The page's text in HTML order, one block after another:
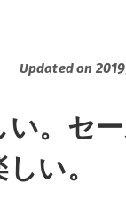
Updated on
。セ
い。